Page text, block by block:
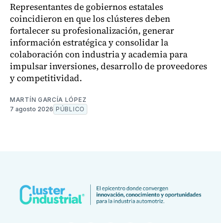
Representantes de gobiernos estatales
coincidieron en que los clústeres deben
fortalecer su profesionalización, generar
información estratégica y consolidar la
colaboración con industria y academia para
impulsar inversiones, desarrollo de proveedores
y competitividad.
MARTÍN GARCÍA LÓPEZ
7 agosto 2026 PÚBLICO